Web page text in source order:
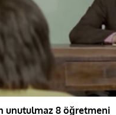
unutulmaz 8 öğretmeni